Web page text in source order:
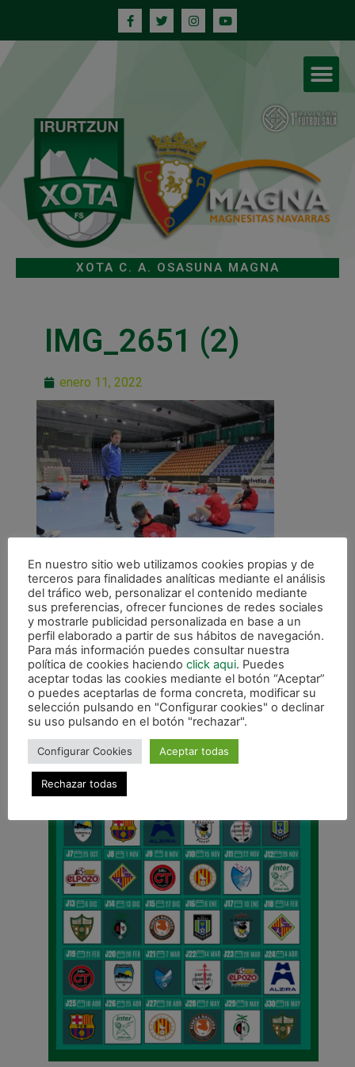
XOTA C. A. OSASUNA MAGNA
IMG_2651 (2)
enero 11, 2022
ANTERIOR
La primera plantilla retoma el trabajo tras el parón navideño
CALENDARIO DE LIGA
En nuestro sitio web utilizamos cookies propias y de
terceros para finalidades analíticas mediante el análisis
del tráfico web, personalizar el contenido mediante
sus preferencias, ofrecer funciones de redes sociales
y mostrarle publicidad personalizada en base a un
perfil elaborado a partir de sus hábitos de navegación.
Para más información puedes consultar nuestra
política de cookies haciendo click aqui. Puedes
aceptar todas las cookies mediante el botón “Aceptar”
o puedes aceptarlas de forma concreta, modificar su
selección pulsando en "Configurar cookies" o declinar
su uso pulsando en el botón "rechazar".
Configurar Cookies Aceptar todas
Rechazar todas